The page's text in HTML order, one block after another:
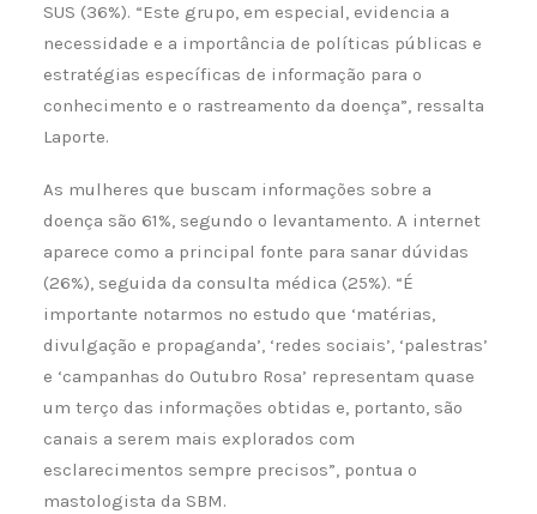
SUS (36%). “Este grupo, em especial, evidencia a
necessidade e a importância de políticas públicas e
estratégias específicas de informação para o
conhecimento e o rastreamento da doença”, ressalta
Laporte.
As mulheres que buscam informações sobre a
doença são 61%, segundo o levantamento. A internet
aparece como a principal fonte para sanar dúvidas
(26%), seguida da consulta médica (25%). “É
importante notarmos no estudo que ‘matérias,
divulgação e propaganda’, ‘redes sociais’, ‘palestras’
e ‘campanhas do Outubro Rosa’ representam quase
um terço das informações obtidas e, portanto, são
canais a serem mais explorados com
esclarecimentos sempre precisos”, pontua o
mastologista da SBM.